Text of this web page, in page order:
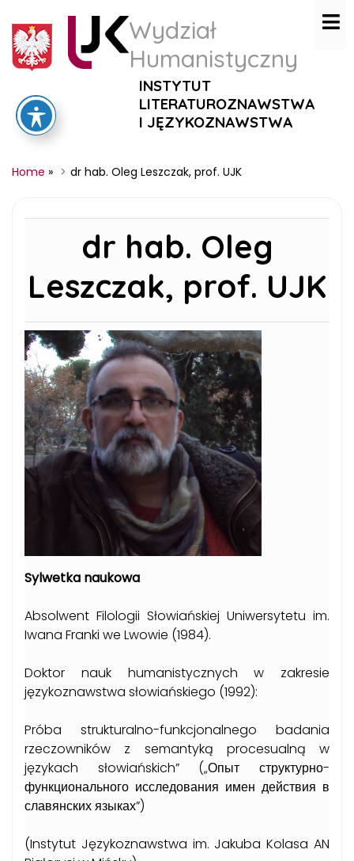
Wydział
Humanistyczny
INSTYTUT
LITERATUROZNAWSTWA
I JĘZYKOZNAWSTWA
Home » dr hab. Oleg Leszczak, prof. UJK
dr hab. Oleg
Leszczak, prof. UJK
Sylwetka naukowa
Absolwent Filologii Słowiańskiej Uniwersytetu im.
Iwana Franki we Lwowie (1984).
Doktor nauk humanistycznych w zakresie
językoznawstwa słowiańskiego (1992):
Próba strukturalno-funkcjonalnego badania
rzeczowników z semantyką procesualną w
językach słowiańskich” („Опыт структурно-
функционального исследования имен действия в
славянских языках”)
(Instytut Językoznawstwa im. Jakuba Kolasa AN